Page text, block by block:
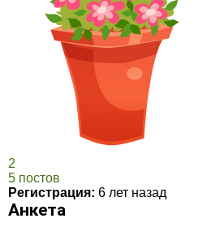
2
5 постов
Регистрация: 6 лет назад
Анкета